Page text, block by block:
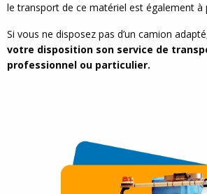
le transport de ce matériel est également à
Si vous ne disposez pas d’un camion
votre disposition son service de
professionnel ou particulier.